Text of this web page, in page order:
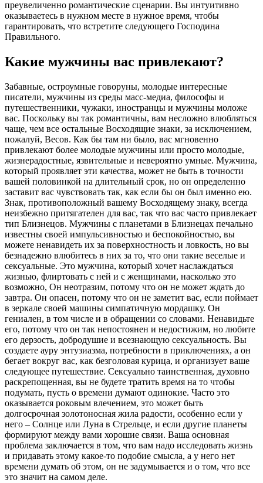
преувеличенно романтические сценарии. Вы интуитивно
оказываетесь в нужном месте в нужное время, чтобы
гарантировать, что встретите следующего Господина
Правильного.
Какие мужчины вас привлекают?
Забавные, остроумные говоруны, молодые интересные
писатели, мужчины из среды масс-медиа, философы и
путешественники, чужаки, иностранцы и мужчины моложе
вас. Поскольку вы так романтичны, вам несложно влюбляться
чаще, чем все остальные Восходящие знаки, за исключением,
пожалуй, Весов. Как бы там ни было, вас мгновенно
привлекают более молодые мужчины или просто молодые,
жизнерадостные, язвительные и невероятно умные. Мужчина,
который проявляет эти качества, может не быть в точности
вашей половинкой на длительный срок, но он определенно
заставит вас чувствовать так, как если бы он был именно ею.
Знак, противоположный вашему Восходящему знаку, всегда
неизбежно притягателен для вас, так что вас часто привлекает
тип Близнецов. Мужчины с планетами в Близнецах печально
известны своей импульсивностью и беспокойностыо, вы
можете ненавидеть их за поверхностность и ловкость, но вы
безнадежно влюбитесь в них за то, что они такие веселые и
сексуальные. Это мужчина, который хочет наслаждаться
жизнью, флиртовать с ней и с женщинами, насколько это
возможно, Он неотразим, потому что он не может ждать до
завтра. Он опасен, потому что он не заметит вас, если поймает
в зеркале своей машины симпатичную мордашку. Он
гениален, в том числе и в обращении со словами. Ненавидьте
его, потому что он так непостоянен и недостижим, но любите
его дерзость, добродушие и всезнающую сексуальность. Вы
создаете ауру энтузиазма, потребности в приключениях, а он
бегает вокруг вас, как безголовая курица, и организует ваше
следующее путешествие. Сексуально таинственная, духовно
раскрепощенная, вы не будете тратить время на то чтобы
подумать, пусть о времени думают одинокие. Часто это
оказывается роковым влечением, это может быть
долгосрочная золотоносная жила радости, особенно если у
него – Солнце или Луна в Стрельце, и если другие планеты
формируют между вами хорошие связи. Ваша основная
проблема заключается в том, что вам надо исследовать жизнь
и придавать этому какое-то подобие смысла, а у него нет
времени думать об этом, он не задумывается и о том, что все
это значит на самом деле.